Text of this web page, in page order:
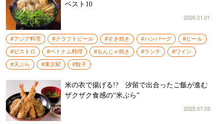
ベスト10
2026.01.01
#アジア料理 #クラフトビール #すき焼き #ハンバーグ
#ビール
#ビストロ
#ベトナム料理 #もんじゃ焼き #ランチ
#ワイン
#天ぷら
#東京駅 #餃子
米の衣で揚げる!? 汐留で出合ったご飯が進む
ザクザク食感の“米ぷら”
2025.07.03